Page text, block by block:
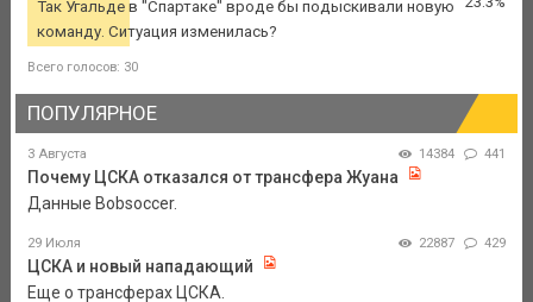
Так Угальде в "Спартаке" вроде бы подыскивали новую
команду. Ситуация изменилась?
Всего голосов: 30
ПОПУЛЯРНОЕ
3 Августа 14384 441
Почему ЦСКА отказался от трансфера Жуана
Данные Bobsoccer.
29 Июля 22887 429
ЦСКА и новый нападающий
Еще о трансферах ЦСКА.